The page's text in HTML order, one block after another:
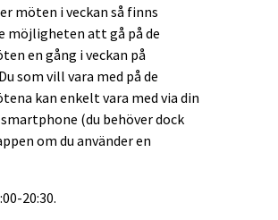
möten i veckan så finns
möjligheten att gå på de
en gång i veckan på
som vill vara med på de
kan enkelt vara med via din
(du behöver dock
om du använder en
20:30.